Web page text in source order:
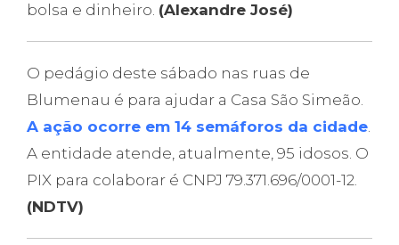
bolsa e dinheiro. (Alexandre José)
O pedágio deste sábado nas ruas de
Blumenau é para ajudar a Casa São Simeão.
A ação ocorre em 14 semáforos da cidade.
A entidade atende, atualmente, 95 idosos. O
PIX para colaborar é CNPJ 79.371.696/0001-12.
(NDTV)